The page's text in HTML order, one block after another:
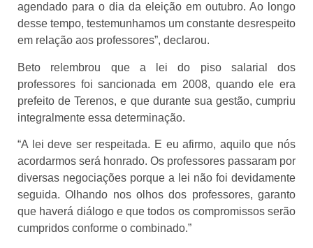
agendado para o dia da eleição em outubro. Ao longo
desse tempo, testemunhamos um constante desrespeito
em relação aos professores”, declarou.
Beto relembrou que a lei do piso salarial dos
professores foi sancionada em 2008, quando ele era
prefeito de Terenos, e que durante sua gestão, cumpriu
integralmente essa determinação.
“A lei deve ser respeitada. E eu afirmo, aquilo que nós
acordarmos será honrado. Os professores passaram por
diversas negociações porque a lei não foi devidamente
seguida. Olhando nos olhos dos professores, garanto
que haverá diálogo e que todos os compromissos serão
cumpridos conforme o combinado.”